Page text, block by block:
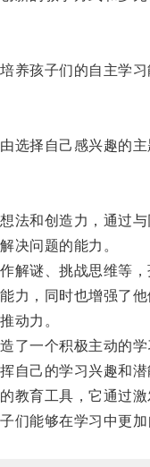
孩子们的自主学习
择自己感兴趣的主
和创造力，通过与
问题的能力。
谜、挑战思维等，
，同时也增强了他
动力。
一个积极主动的学
己的学习兴趣和潜
育工具，它通过激
能够在学习中更加